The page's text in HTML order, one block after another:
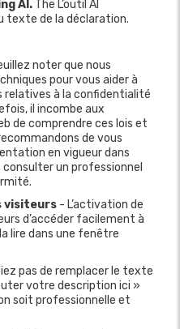
AI. The L’outil AI
texte de la déclaration.
noter que nous
pour vous aider à
relatives à la confidentialité
il incombe aux
de comprendre ces lois et
de vous
en vigueur dans
un professionnel
visiteurs - L’activation de
d’accéder facilement à
lire dans une fenêtre
pas de remplacer le texte
votre description ici »
soit professionnelle et